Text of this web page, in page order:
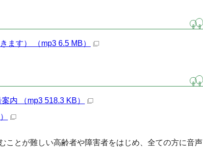
ます） （mp3 6.5 MB）
内 （mp3 518.3 KB）
とが難しい高齢者や障害者をはじめ、全ての方に音声